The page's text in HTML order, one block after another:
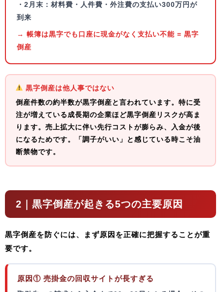
・2月末：材料費・人件費・外注費の支払い300万円が
到来
→ 帳簿は黒字でも口座に現金がなく支払い不能 = 黒字
倒産
黒字倒産は他人事ではない
倒産件数の約半数が黒字倒産と言われています。特に受
注が増えている成長期の企業ほど黒字倒産リスクが高ま
ります。売上拡大に伴い先行コストが膨らみ、入金が後
になるためです。「調子がいい」と感じている時こそ油
断禁物です。
2｜黒字倒産が起きる5つの主要原因
黒字倒産を防ぐには、まず原因を正確に把握することが重
要です。
原因① 売掛金の回収サイトが長すぎる